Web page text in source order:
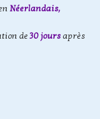
Néerlandais,
de30 jours après